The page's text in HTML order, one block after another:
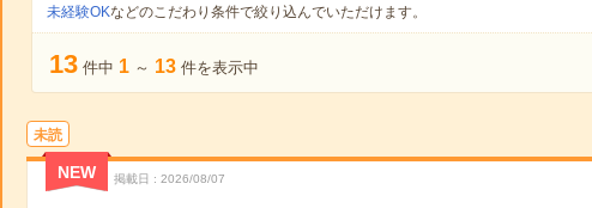
未経験OKなどのこだわり条件で絞り込んでいただけます。
13 件中 1 ～ 13 件を表示中
未読
NEW 掲載日 2026/08/07